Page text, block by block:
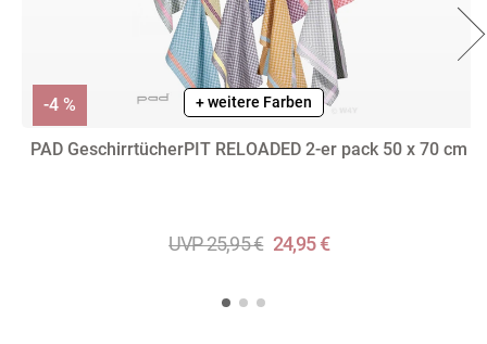
+ weitere Farben
PAD GeschirrtücherPIT RELOADED 2-er pack 50 x 70 cm
UVP 25,95 € 24,95 €
-4 %